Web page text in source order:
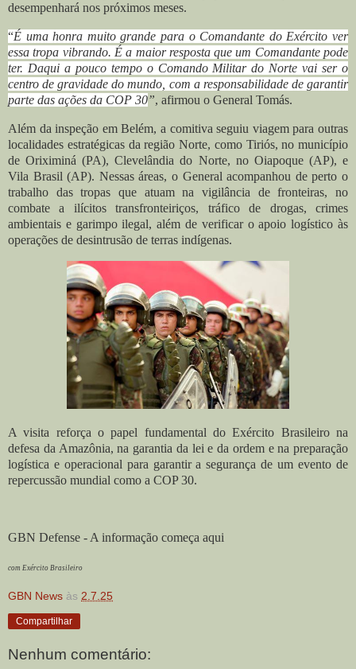
desempenhará nos próximos meses.
“É uma honra muito grande para o Comandante do Exército ver
essa tropa vibrando. É a maior resposta que um Comandante pode
ter. Daqui a pouco tempo o Comando Militar do Norte vai ser o
centro de gravidade do mundo, com a responsabilidade de garantir
parte das ações da COP 30”, afirmou o General Tomás.
Além da inspeção em Belém, a comitiva seguiu viagem para outras
localidades estratégicas da região Norte, como Tiriós, no município
de Oriximiná (PA), Clevelândia do Norte, no Oiapoque (AP), e
Vila Brasil (AP). Nessas áreas, o General acompanhou de perto o
trabalho das tropas que atuam na vigilância de fronteiras, no
combate a ilícitos transfronteiriços, tráfico de drogas, crimes
ambientais e garimpo ilegal, além de verificar o apoio logístico às
operações de desintrusão de terras indígenas.
A visita reforça o papel fundamental do Exército Brasileiro na
defesa da Amazônia, na garantia da lei e da ordem e na preparação
logística e operacional para garantir a segurança de um evento de
repercussão mundial como a COP 30.
GBN Defense - A informação começa aqui
com Exército Brasileiro
GBN News às 2.7.25
Compartilhar
Nenhum comentário: